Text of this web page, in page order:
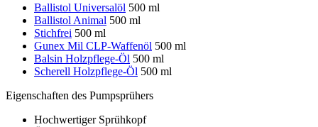
Ballistol Universalöl 500 ml
Ballistol Animal 500 ml
Stichfrei 500 ml
Gunex Mil CLP-Waffenöl 500 ml
Balsin Holzpflege-Öl 500 ml
Scherell Holzpflege-Öl 500 ml
Eigenschaften des Pumpsprühers
Hochwertiger Sprühkopf